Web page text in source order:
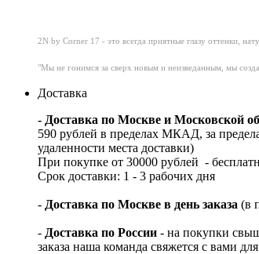
2N by Corner 17 - это всегда приятные глазу оттенки,
"Мы не гонимся за сверх новым и неизведанным, мы
Доставка
- Доставка по Москве и Московской
590 рублей в пределах МКАД, за
удаленности места доставки)
При покупке от 30000 рублей -
Срок доставки: 1 - 3 рабочих дня
- Доставка по Москве в день заказа (в
- Доставка по России - на покупки
заказа наша команда свяжется с вами